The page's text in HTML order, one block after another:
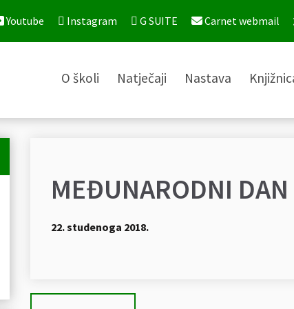
Youtube Instagram G SUITE Carnet webmail
O školi Natječaji Nastava
MEĐUNARODNI DAN
22. studenoga 2018.